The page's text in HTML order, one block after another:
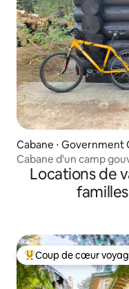
Cabane ⋅ Government
Cabane d'un camp
Locations de
Coups de cœur
Coup de cœur